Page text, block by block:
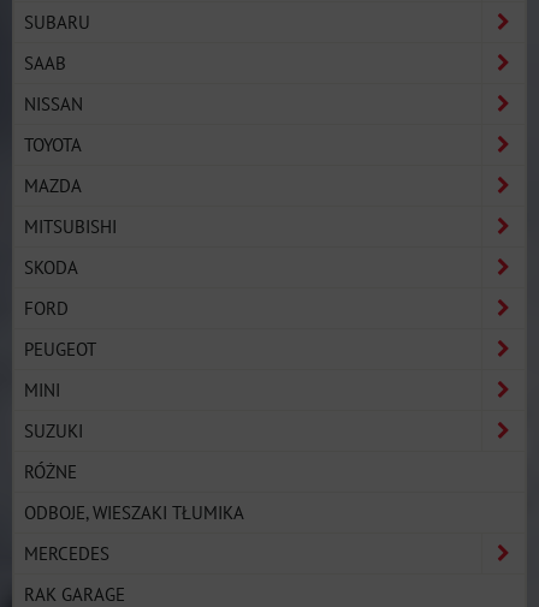
SUBARU
SAAB
NISSAN
TOYOTA
MAZDA
MITSUBISHI
SKODA
FORD
PEUGEOT
MINI
SUZUKI
RÓŻNE
ODBOJE, WIESZAKI TŁUMIKA
MERCEDES
RAK GARAGE